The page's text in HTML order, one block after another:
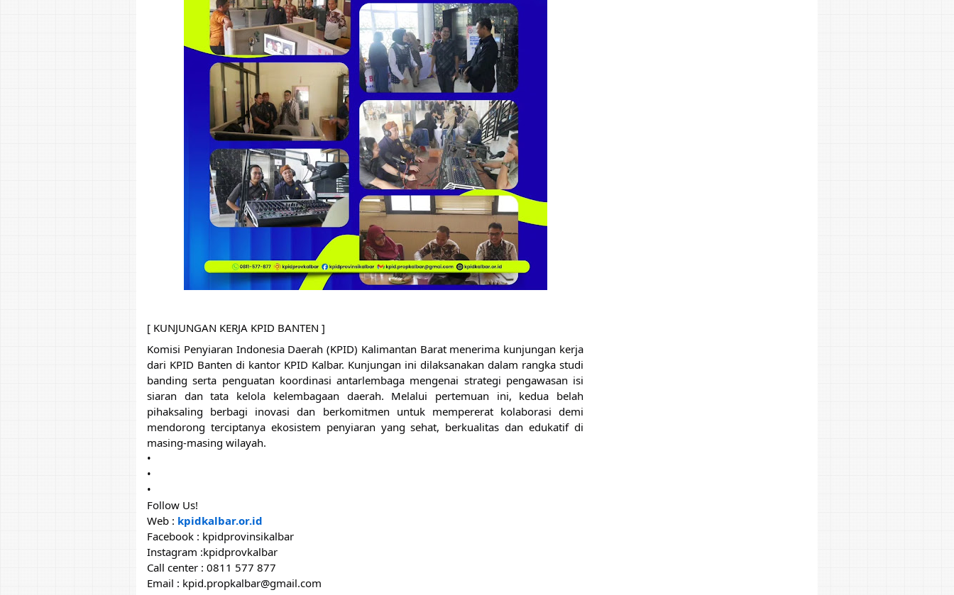
[ KUNJUNGAN KERJA KPID BANTEN ]
Komisi Penyiaran Indonesia Daerah (KPID) Kalimantan Barat menerima kunjungan kerja
dari KPID Banten di kantor KPID Kalbar. Kunjungan ini dilaksanakan dalam rangka studi
banding serta penguatan koordinasi antarlembaga mengenai strategi pengawasan isi
siaran dan tata kelola kelembagaan daerah. Melalui pertemuan ini, kedua belah
pihaksaling berbagi inovasi dan berkomitmen untuk mempererat kolaborasi demi
mendorong terciptanya ekosistem penyiaran yang sehat, berkualitas dan edukatif di
masing-masing wilayah.
•
•
•
Follow Us!
Web : kpidkalbar.or.id
Facebook : kpidprovinsikalbar
Instagram :kpidprovkalbar
Call center : 0811 577 877
Email : kpid.propkalbar@gmail.com